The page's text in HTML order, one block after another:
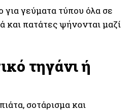
για γεύματα τύπου όλα σε
και πατάτες ψήνονται μαζί
τηγάνι ή
σοτάρισμα και